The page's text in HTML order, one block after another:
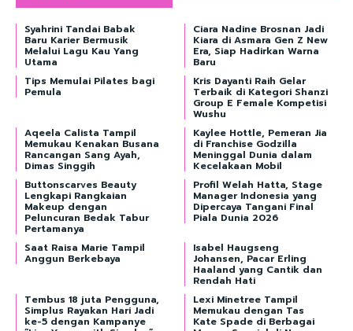
Syahrini Tandai Babak
Baru Karier Bermusik
Melalui Lagu Kau Yang
Utama
Ciara Nadine Brosnan Jadi
Kiara di Asmara Gen Z New
Era, Siap Hadirkan Warna
Baru
Tips Memulai Pilates bagi
Pemula
Kris Dayanti Raih Gelar
Terbaik di Kategori Shanzi
Group E Female Kompetisi
Wushu
Aqeela Calista Tampil
Memukau Kenakan Busana
Rancangan Sang Ayah,
Dimas Singgih
Kaylee Hottle, Pemeran Jia
di Franchise Godzilla
Meninggal Dunia dalam
Kecelakaan Mobil
Buttonscarves Beauty
Lengkapi Rangkaian
Makeup dengan
Peluncuran Bedak Tabur
Pertamanya
Profil Welah Hatta, Stage
Manager Indonesia yang
Dipercaya Tangani Final
Piala Dunia 2026
Saat Raisa Marie Tampil
Anggun Berkebaya
Isabel Haugseng
Johansen, Pacar Erling
Haaland yang Cantik dan
Rendah Hati
Tembus 18 juta Pengguna,
Simplus Rayakan Hari Jadi
ke-5 dengan Kampanye
Lexi Minetree Tampil
Memukau dengan Tas
Kate Spade di Berbagai